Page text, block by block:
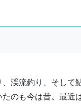
渓流釣り、そして
のも今は昔。最